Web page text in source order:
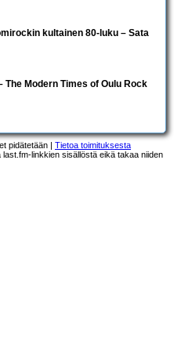
kultainen 80-luku – Sata
The Modern Times of Oulu Rock
pidätetään | Tietoa toimituksesta
linkkien sisällöstä eikä takaa niiden